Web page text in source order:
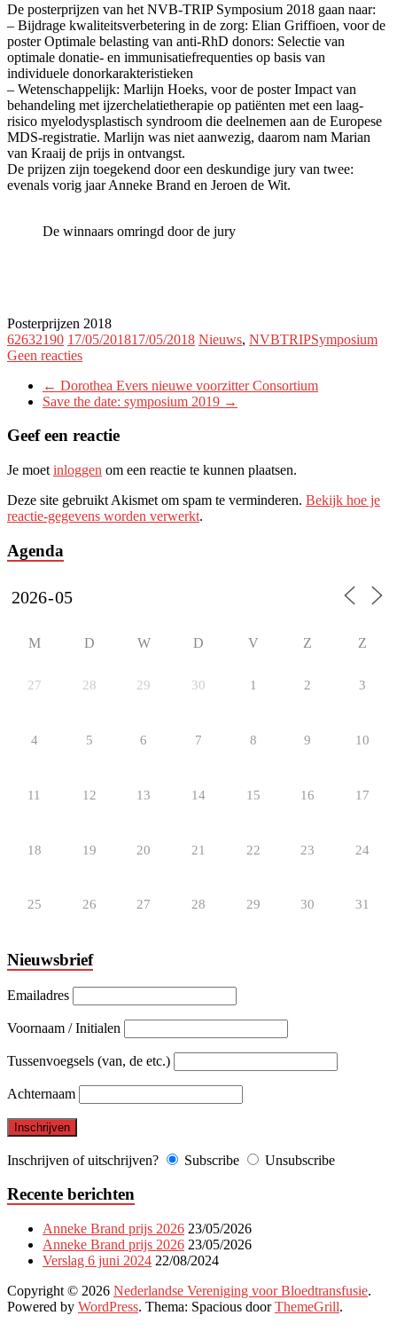
De posterprijzen van het NVB-TRIP Symposium 2018 gaan naar:
– Bijdrage kwaliteitsverbetering in de zorg: Elian Griffioen, voor de
poster Optimale belasting van anti-RhD donors: Selectie van
optimale donatie- en immunisatiefrequenties op basis van
individuele donorkarakteristieken
– Wetenschappelijk: Marlijn Hoeks, voor de poster Impact van
behandeling met ijzerchelatietherapie op patiënten met een laag-
risico myelodysplastisch syndroom die deelnemen aan de Europese
MDS-registratie. Marlijn was niet aanwezig, daarom nam Marian
van Kraaij de prijs in ontvangst.
De prijzen zijn toegekend door een deskundige jury van twee:
evenals vorig jaar Anneke Brand en Jeroen de Wit.
De winnaars omringd door de jury
Posterprijzen 2018
62632190 17/05/201817/05/2018 Nieuws, NVBTRIPSymposium
Geen reacties
← Dorothea Evers nieuwe voorzitter Consortium
Save the date: symposium 2019 →
Geef een reactie
Je moet inloggen om een reactie te kunnen plaatsen.
Deze site gebruikt Akismet om spam te verminderen. Bekijk hoe je
reactie-gegevens worden verwerkt.
Agenda
M D W D V Z Z
27 28 29 30 1 2 3
4 5 6 7 8 9 10
11 12 13 14 15 16 17
18 19 20 21 22 23 24
25 26 27 28 29 30 31
Nieuwsbrief
Emailadres
Voornaam / Initialen
Tussenvoegsels (van, de etc.)
Achternaam
Inschrijven of uitschrijven? Subscribe Unsubscribe
Recente berichten
Anneke Brand prijs 2026 23/05/2026
Anneke Brand prijs 2026 23/05/2026
Verslag 6 juni 2024 22/08/2024
Copyright © 2026 Nederlandse Vereniging voor Bloedtransfusie.
Powered by WordPress. Thema: Spacious doorThemeGrill.